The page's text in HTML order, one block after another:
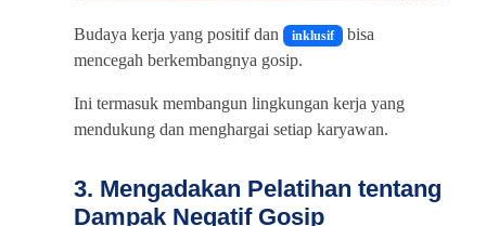
Budaya kerja yang positif dan inklusif bisa
mencegah berkembangnya gosip.
Ini termasuk membangun lingkungan kerja yang
mendukung dan menghargai setiap karyawan.
3. Mengadakan Pelatihan tentang
Dampak Negatif Gosip